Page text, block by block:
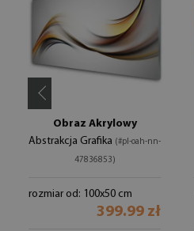
Obraz Akrylowy
Abstrakcja Grafika (#pl-oah-nn-
47836853)
rozmiar od: 100x50 cm
399.99 zł